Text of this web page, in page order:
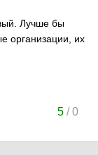
Лучше бы
организации, их
5/0